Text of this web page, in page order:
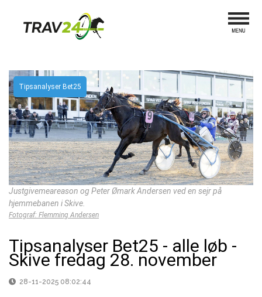
Tipsanalyser Bet25
Justgivemeareason og Peter Ømark Andersen ved en sejr på
hjemmebanen i Skive.
Fotograf: Flemming Andersen
Tipsanalyser Bet25 - alle løb -
Skive fredag 28. november
28-11-2025 08:02:44